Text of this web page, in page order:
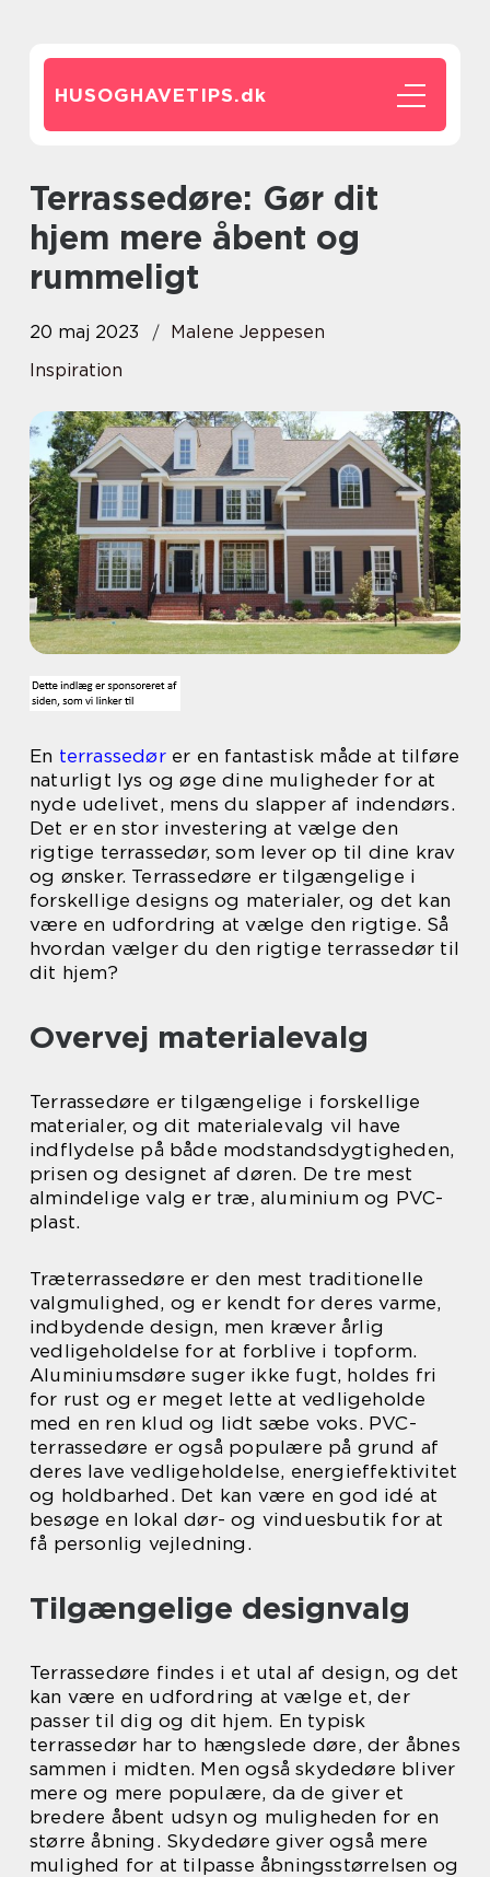
HUSOGHAVETIPS.dk
Terrassedøre: Gør dit
hjem mere åbent og
rummeligt
20 maj 2023
Malene Jeppesen
Inspiration
En terrassedører en fantastisk måde at tilføre
naturligt lys og øge dine muligheder for at
nyde udelivet, mens du slapper af indendørs.
Det er en stor investering at vælge den
rigtige terrassedør, som lever op til dine krav
og ønsker. Terrassedøre er tilgængelige i
forskellige designs og materialer, og det kan
være en udfordring at vælge den rigtige. Så
hvordan vælger du den rigtige terrassedør til
dit hjem?
Overvej materialevalg
Terrassedøre er tilgængelige i forskellige
materialer, og dit materialevalg vil have
indflydelse på både modstandsdygtigheden,
prisen og designet af døren. De tre mest
almindelige valg er træ, aluminium og PVC-
plast.
Træterrassedøre er den mest traditionelle
valgmulighed, og er kendt for deres varme,
indbydende design, men kræver årlig
vedligeholdelse for at forblive i topform.
Aluminiumsdøre suger ikke fugt, holdes fri
for rust og er meget lette at vedligeholde
med en ren klud og lidt sæbe voks. PVC-
terrassedøre er også populære på grund af
deres lave vedligeholdelse, energieffektivitet
og holdbarhed. Det kan være en god idé at
besøge en lokal dør- og vinduesbutik for at
få personlig vejledning.
Tilgængelige designvalg
Terrassedøre findes i et utal af design, og det
kan være en udfordring at vælge et, der
passer til dig og dit hjem. En typisk
terrassedør har to hængslede døre, der åbnes
sammen i midten. Men også skydedøre bliver
mere og mere populære, da de giver et
bredere åbent udsyn og muligheden for en
større åbning. Skydedøre giver også mere
mulighed for at tilpasse åbningsstørrelsen og